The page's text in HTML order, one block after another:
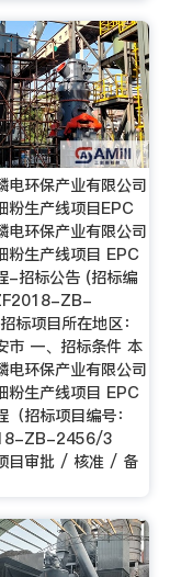
电环保产业有限公司
粉生产线项目EPC
电环保产业有限公司
粉生产线项目 EPC
-招标公告 (招标编
ZB-
项目所在地区：
市 一、招标条件 本
电环保产业有限公司
粉生产线项目 EPC
（招标项目编号：
ZB-2456/3
目审批 / 核准 / 备